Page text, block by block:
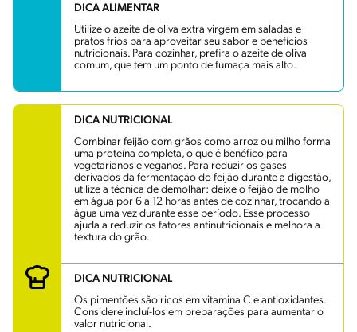
DICA ALIMENTAR
Utilize o azeite de oliva extra virgem em saladas e
pratos frios para aproveitar seu sabor e benefícios
nutricionais. Para cozinhar, prefira o azeite de oliva
comum, que tem um ponto de fumaça mais alto.
DICA NUTRICIONAL
Combinar feijão com grãos como arroz ou milho forma
uma proteína completa, o que é benéfico para
vegetarianos e veganos. Para reduzir os gases
derivados da fermentação do feijão durante a digestão,
utilize a técnica de demolhar: deixe o feijão de molho
em água por 6 a 12 horas antes de cozinhar, trocando a
água uma vez durante esse período. Esse processo
ajuda a reduzir os fatores antinutricionais e melhora a
textura do grão.
DICA NUTRICIONAL
Os pimentões são ricos em vitamina C e antioxidantes.
Considere incluí-los em preparações para aumentar o
valor nutricional.